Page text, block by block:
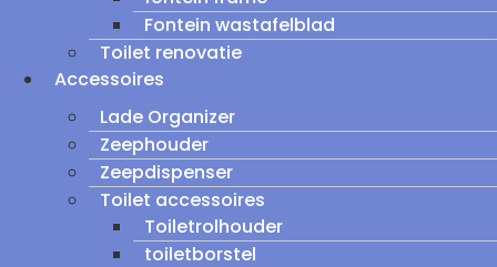
Fontein wastafelblad
Toilet renovatie
Accessoires
Lade Organizer
Zeephouder
Zeepdispenser
Toilet accessoires
Toiletrolhouder
toiletborstel